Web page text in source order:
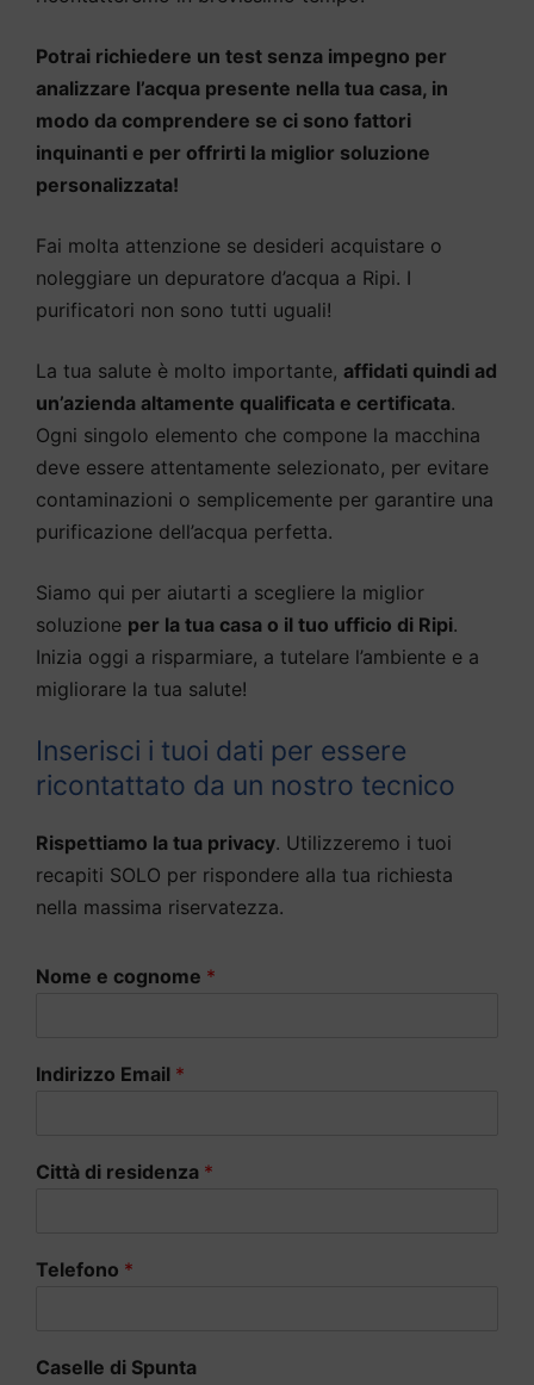
Potrai richiedere un test senza impegno per
analizzare l’acqua presente nella tua casa, in
modo da comprendere se ci sono fattori
inquinanti e per offrirti la miglior soluzione
personalizzata!
Fai molta attenzione se desideri acquistare o
noleggiare un depuratore d’acqua a Ripi. I
purificatori non sono tutti uguali!
La tua salute è molto importante, affidati quindi ad
un’azienda altamente qualificata e certificata.
Ogni singolo elemento che compone la macchina
deve essere attentamente selezionato, per evitare
contaminazioni o semplicemente per garantire una
purificazione dell’acqua perfetta.
Siamo qui per aiutarti a scegliere la miglior
soluzione per la tua casa o il tuo ufficio di Ripi.
Inizia oggi a risparmiare, a tutelare l’ambiente e a
migliorare la tua salute!
Inserisci i tuoi dati per essere
ricontattato da un nostro tecnico
Rispettiamo la tua privacy. Utilizzeremo i tuoi
recapiti SOLO per rispondere alla tua richiesta
nella massima riservatezza.
Nome e cognome *
Indirizzo Email *
Città di residenza *
Telefono *
Caselle di Spunta